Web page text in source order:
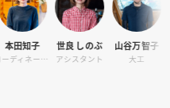
コーディネーター
世良 しのぶ
アシスタント
山谷万智子
大工
宮島 明
コンシェル